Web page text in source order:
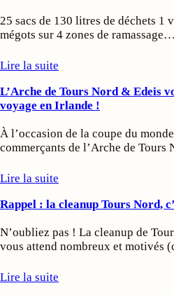
25 sacs de 130 litres de déchets 1
mégots sur 4 zones de ramassage…
Lire la suite
L’Arche de Tours Nord & Edeis
voyage en Irlande !
À l’occasion de la coupe du
commerçants de l’Arche de
Lire la suite
Rappel : la cleanup Tours Nord,
N’oubliez pas ! La cleanup de
vous attend nombreux et motivés
Lire la suite